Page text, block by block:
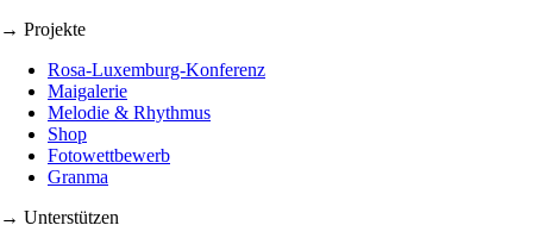
→ Projekte
Rosa-Luxemburg-Konferenz
Maigalerie
Melodie & Rhythmus
Shop
Fotowettbewerb
Granma
→ Unterstützen